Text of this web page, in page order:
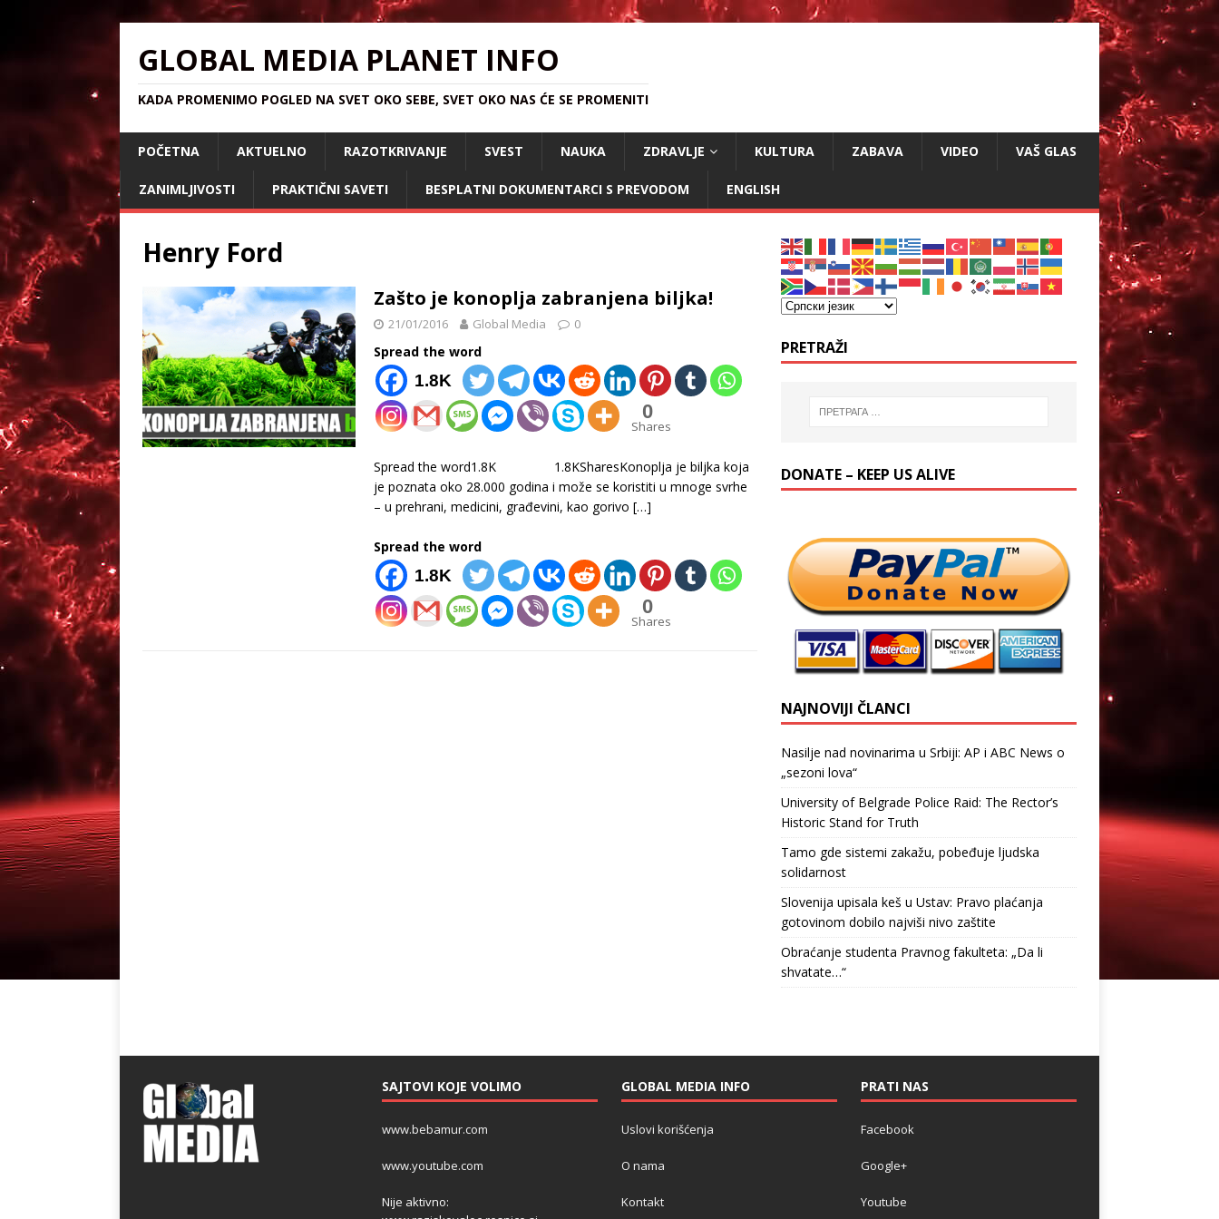
GLOBAL MEDIA PLANET INFO
KADA PROMENIMO POGLED NA SVET OKO SEBE, SVET OKO NAS ĆE SE PROMENITI
POČETNA AKTUELNO RAZOTKRIVANJE SVEST NAUKA ZDRAVLJE KULTURA ZABAVA VIDEO VAŠ GLAS
ZANIMLJIVOSTI PRAKTIČNI SAVETI BESPLATNI DOKUMENTARCI S PREVODOM ENGLISH
Henry Ford
Zašto je konoplja zabranjena biljka!
21/01/2016 Global Media 0
Spread the word
1.8K
0
Shares
Spread the word1.8K 1.8KSharesKonoplja je biljka koja
je poznata oko 28.000 godina i može se koristiti u mnoge svrhe
– u prehrani, medicini, građevini, kao gorivo […]
Spread the word
1.8K
0
Shares
PRETRAŽI
DONATE – KEEP US ALIVE
NAJNOVIJI ČLANCI
Nasilje nad novinarima u Srbiji: AP i ABC News o
„sezoni lova“
University of Belgrade Police Raid: The Rector’s
Historic Stand for Truth
Tamo gde sistemi zakažu, pobeđuje ljudska
solidarnost
Slovenija upisala keš u Ustav: Pravo plaćanja
gotovinom dobilo najviši nivo zaštite
Obraćanje studenta Pravnog fakulteta: „Da li
shvatate…“
SAJTOVI KOJE VOLIMO
www.bebamur.com
www.youtube.com
Nije aktivno:
GLOBAL MEDIA INFO
Uslovi korišćenja
O nama
Kontakt
PRATI NAS
Facebook
Google+
Youtube